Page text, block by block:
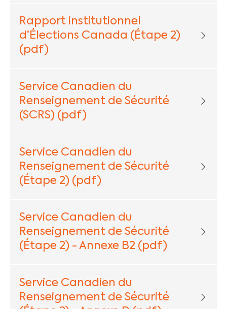
Rapport institutionnel
d’Élections Canada (Étape 2)
(pdf)
Service Canadien du
Renseignement de Sécurité
(SCRS) (pdf)
Service Canadien du
Renseignement de Sécurité
(Étape 2) (pdf)
Service Canadien du
Renseignement de Sécurité
(Étape 2) - Annexe B2 (pdf)
Service Canadien du
Renseignement de Sécurité